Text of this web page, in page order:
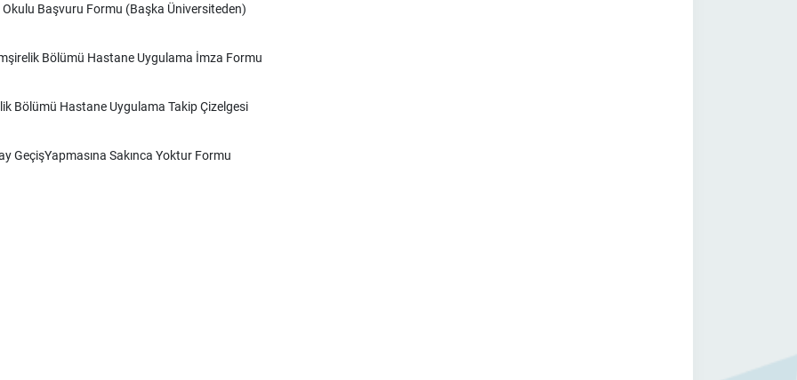
Okulu Başvuru Formu (Başka Üniversiteden)
Bölümü Hastane Uygulama İmza Formu
Bölümü Hastane Uygulama Takip Çizelgesi
GeçişYapmasına Sakınca Yoktur Formu